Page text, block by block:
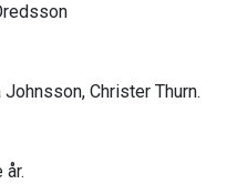
Christer Thurn.